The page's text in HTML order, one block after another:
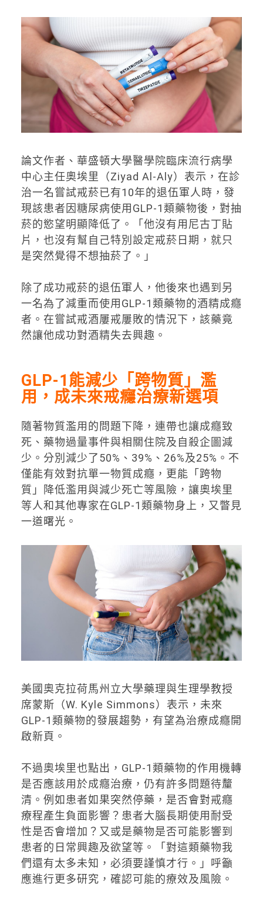
論文作者、華盛頓大學醫學院臨床流行病學
中心主任奧埃里（Ziyad Al-Aly）表示，在診
治一名嘗試戒菸已有10年的退伍軍人時，發
現該患者因糖尿病使用GLP-1類藥物後，對抽
菸的慾望明顯降低了。「他沒有用尼古丁貼
片，也沒有幫自己特別設定戒菸日期，就只
是突然覺得不想抽菸了。」
除了成功戒菸的退伍軍人，他後來也遇到另
一名為了減重而使用GLP-1類藥物的酒精成癮
者。在嘗試戒酒屢戒屢敗的情況下，該藥竟
然讓他成功對酒精失去興趣。
GLP-1能減少「跨物質」濫
用，成未來戒癮治療新選項
隨著物質濫用的問題下降，連帶也讓成癮致
死、藥物過量事件與相關住院及自殺企圖減
少。分別減少了50%、39%、26%及25%。不
僅能有效對抗單一物質成癮，更能「跨物
質」降低濫用與減少死亡等風險，讓奧埃里
等人和其他專家在GLP-1類藥物身上，又瞥見
一道曙光。
美國奧克拉荷馬州立大學藥理與生理學教授
席蒙斯（W. Kyle Simmons）表示，未來
GLP-1類藥物的發展趨勢，有望為治療成癮開
啟新頁。
不過奧埃里也點出，GLP-1類藥物的作用機轉
是否應該用於成癮治療，仍有許多問題待釐
清。例如患者如果突然停藥，是否會對戒癮
療程產生負面影響？患者大腦長期使用耐受
性是否會增加？又或是藥物是否可能影響到
患者的日常興趣及欲望等。「對這類藥物我
們還有太多未知，必須要謹慎才行。」呼籲
應進行更多研究，確認可能的療效及風險。